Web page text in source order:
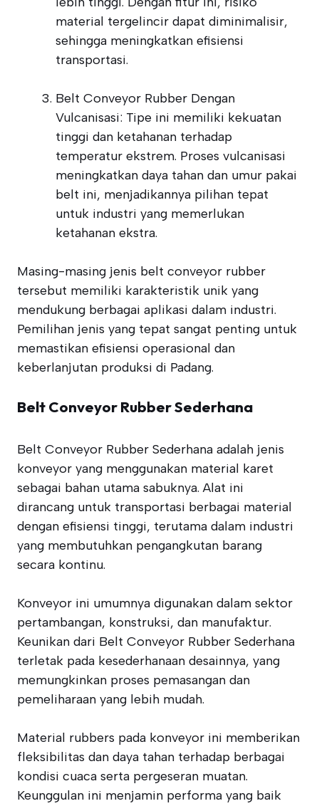
material tergelincir dapat diminimalisir,
sehingga meningkatkan efisiensi
transportasi.
Belt Conveyor Rubber Dengan
Vulcanisasi: Tipe ini memiliki kekuatan
tinggi dan ketahanan terhadap
temperatur ekstrem. Proses vulcanisasi
meningkatkan daya tahan dan umur pakai
belt ini, menjadikannya pilihan tepat
untuk industri yang memerlukan
ketahanan ekstra.
Masing-masing jenis belt conveyor rubber
tersebut memiliki karakteristik unik yang
mendukung berbagai aplikasi dalam industri.
Pemilihan jenis yang tepat sangat penting untuk
memastikan efisiensi operasional dan
keberlanjutan produksi di Padang.
Belt Conveyor Rubber Sederhana
Belt Conveyor Rubber Sederhana adalah jenis
konveyor yang menggunakan material karet
sebagai bahan utama sabuknya. Alat ini
dirancang untuk transportasi berbagai material
dengan efisiensi tinggi, terutama dalam industri
yang membutuhkan pengangkutan barang
secara kontinu.
Konveyor ini umumnya digunakan dalam sektor
pertambangan, konstruksi, dan manufaktur.
Keunikan dari Belt Conveyor Rubber Sederhana
terletak pada kesederhanaan desainnya, yang
memungkinkan proses pemasangan dan
pemeliharaan yang lebih mudah.
Material rubbers pada konveyor ini memberikan
fleksibilitas dan daya tahan terhadap berbagai
kondisi cuaca serta pergeseran muatan.
Keunggulan ini menjamin performa yang baik